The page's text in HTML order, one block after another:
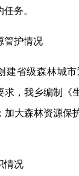
务。
管护情况
建省级森林城市
求，我乡编制《
加大森林资源保
情况